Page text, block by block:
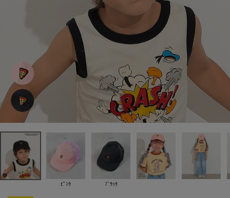
ﾋﾟﾝｸ ﾌﾞﾗｯｸ